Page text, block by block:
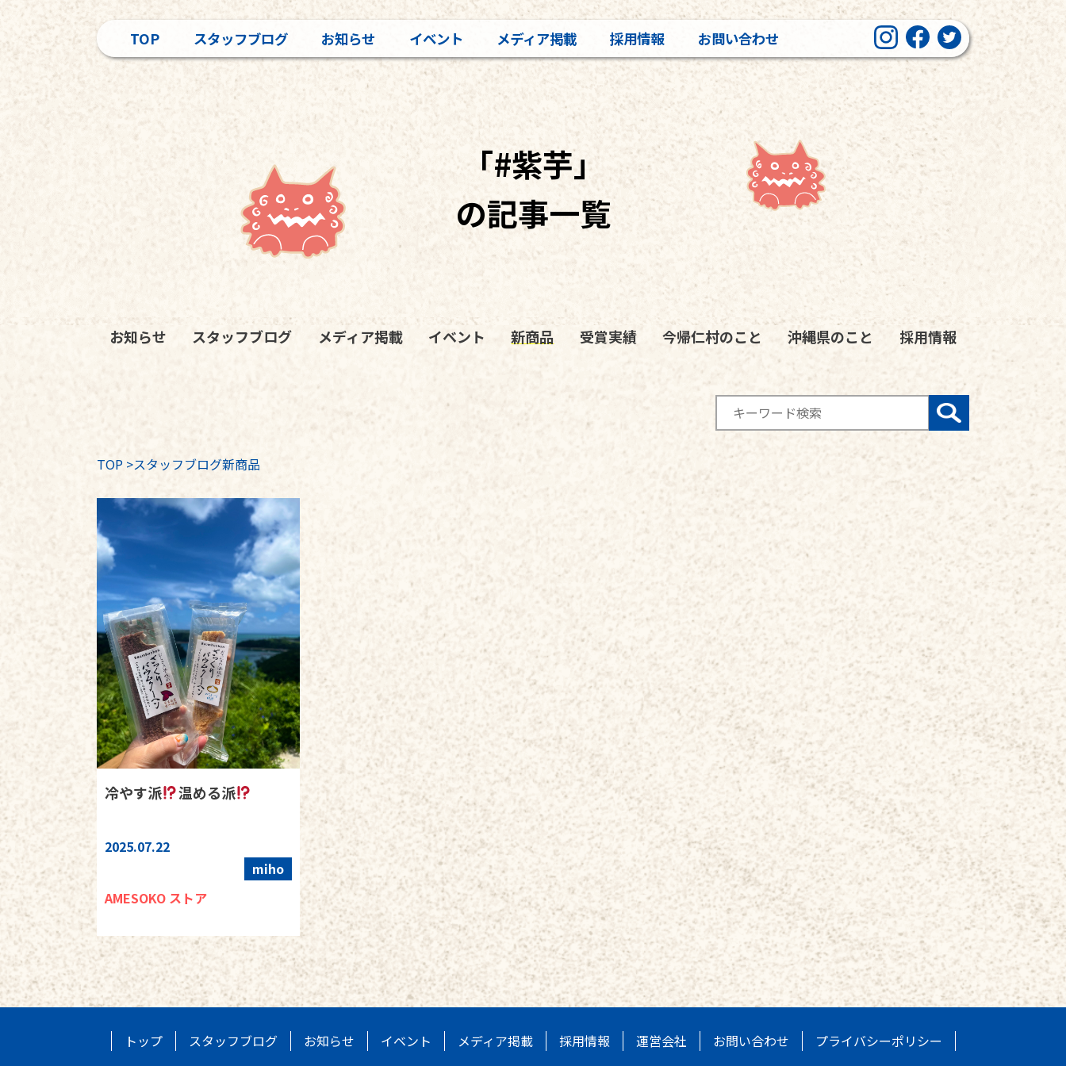
TOP スタッフブログ お知らせ イベント メディア掲載 採用情報 お問い合わせ
「#紫芋」
の記事一覧
お知らせ スタッフブログ メディア掲載 イベント 新商品 受賞実績 今帰仁村のこと 沖縄県のこと 採用情報
TOP >スタッフブログ新商品
冷やす派 温める派
2025.07.22
miho
AMESOKO ストア
トップ スタッフブログ お知らせ イベント メディア掲載 採用情報 運営会社 お問い合わせ プライバシーポリシー